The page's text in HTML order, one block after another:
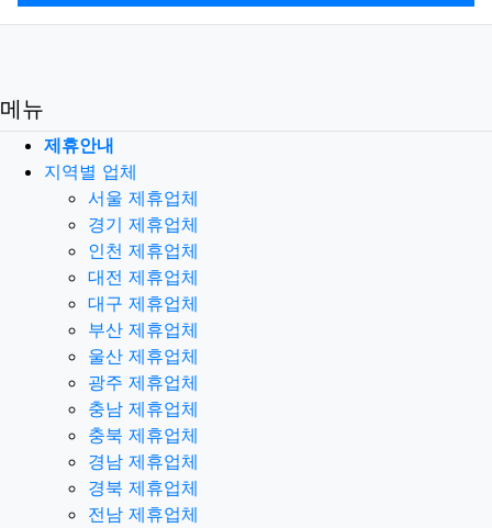
메뉴
제휴안내
지역별 업체
서울 제휴업체
경기 제휴업체
인천 제휴업체
대전 제휴업체
대구 제휴업체
부산 제휴업체
울산 제휴업체
광주 제휴업체
충남 제휴업체
충북 제휴업체
경남 제휴업체
경북 제휴업체
전남 제휴업체